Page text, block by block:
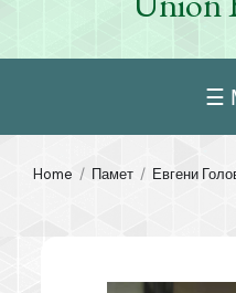
☰
Home Памет Евгени